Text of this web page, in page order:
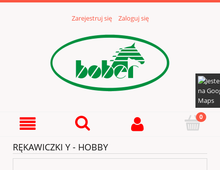
Zarejestruj się Zaloguj się
RĘKAWICZKI Y - HOBBY